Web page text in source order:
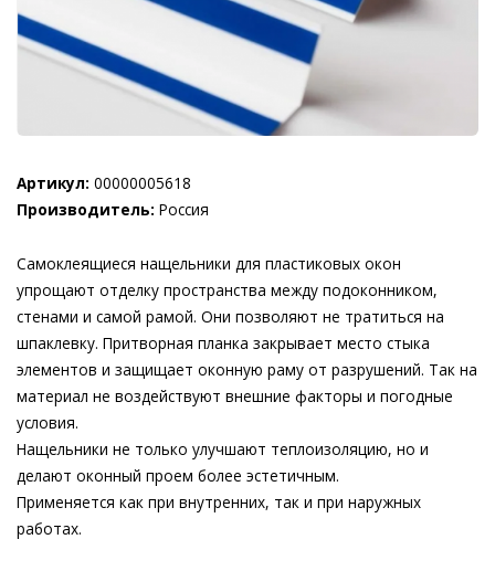
Артикул: 00000005618
Производитель: Россия
Самоклеящиеся нащельники для пластиковых окон
упрощают отделку пространства между подоконником,
стенами и самой рамой. Они позволяют не тратиться на
шпаклевку. Притворная планка закрывает место стыка
элементов и защищает оконную раму от разрушений. Так на
материал не воздействуют внешние факторы и погодные
условия.
Нащельники не только улучшают теплоизоляцию, но и
делают оконный проем более эстетичным.
Применяется как при внутренних, так и при наружных
работах.